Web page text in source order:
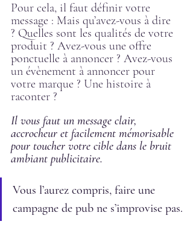
Pour cela, il faut définir votre
message : Mais qu’avez-vous à dire
? Quelles sont les qualités de votre
produit ? Avez-vous une offre
ponctuelle à annoncer ? Avez-vous
un évènement à annoncer pour
votre marque ? Une histoire à
raconter ?
Il vous faut un message clair,
accrocheur et facilement mémorisable
pour toucher votre cible dans le bruit
ambiant publicitaire.
Vous l’aurez compris, faire une
campagne de pub ne s’improvise pas.